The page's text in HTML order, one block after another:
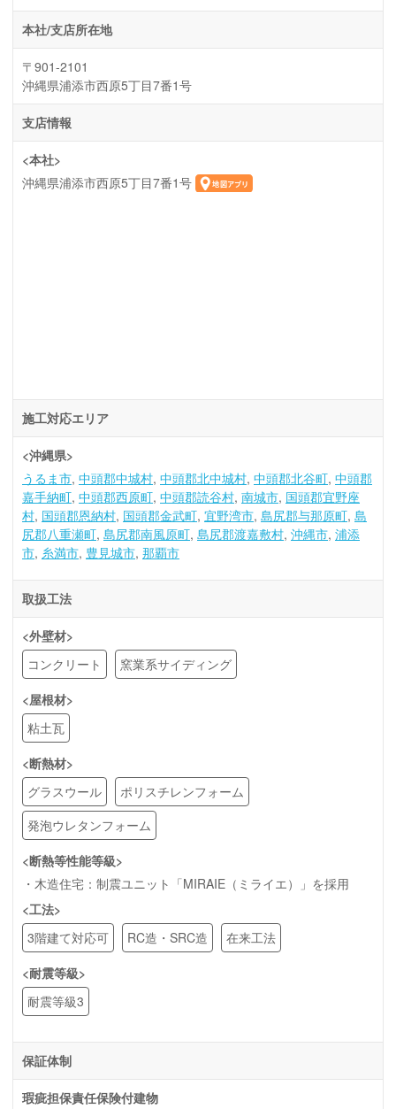
本社/支店所在地
〒901-2101
沖縄県浦添市西原5丁目7番1号
支店情報
<本社>
沖縄県浦添市西原5丁目7番1号
施工対応エリア
<沖縄県>
うるま市 中頭郡中城村 中頭郡北中城村 中頭郡北谷町 中頭郡
嘉手納町 中頭郡西原町 中頭郡読谷村 南城市 国頭郡宜野座
村 国頭郡恩納村 国頭郡金武町 宜野湾市 島尻郡与那原町 島
尻郡八重瀬町 島尻郡南風原町 島尻郡渡嘉敷村 沖縄市 浦添
市 糸満市 豊見城市 那覇市
取扱工法
<外壁材>
コンクリート
窯業系サイディング
<屋根材>
粘土瓦
<断熱材>
グラスウール
ポリスチレンフォーム
発泡ウレタンフォーム
<断熱等性能等級>
・木造住宅：制震ユニット「MIRAIE（ミライエ）」を採用
<工法>
3階建て対応可
RC造・SRC造
在来工法
<耐震等級>
耐震等級3
保証体制
瑕疵担保責任保険付建物